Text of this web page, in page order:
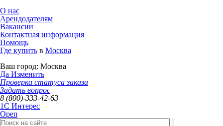
О нас
Арендодателям
Вакансии
Контактная информация
Помощь
Где купить в Москва
Ваш город: Москва
Да Изменить
Проверка статуса заказа
Задать вопрос
8 (800)-333-42-63
1C Интерес
Open